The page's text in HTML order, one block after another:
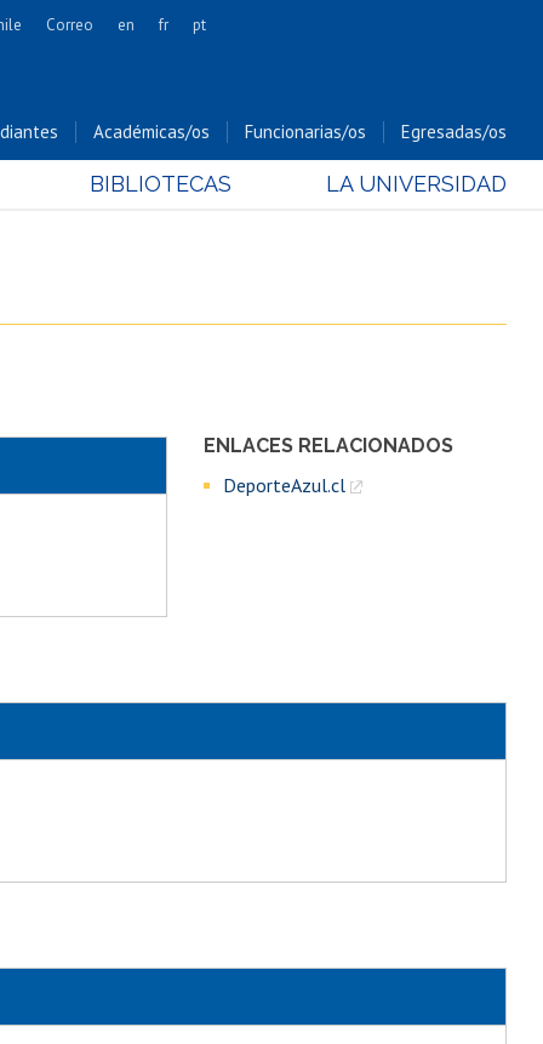
Cs. Forestales y Conservación
Cs. Sociales
Hospital Clínico
Correo en fr pt
Académicas/os Funcionarias/os Egresadas/os
BIBLIOTECAS LA UNIVERSIDAD
ENLACES RELACIONADOS
DeporteAzul.cl